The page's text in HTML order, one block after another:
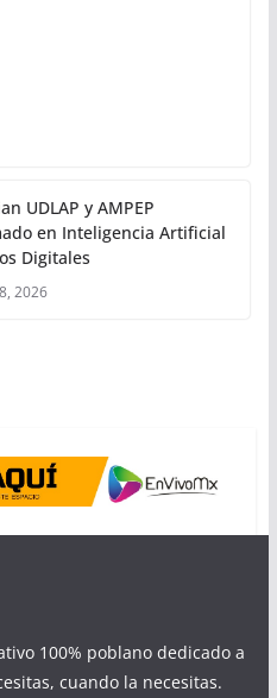
UDLAP y AMPEP
en Inteligencia Artificial
Digitales
2026
100% poblano dedicado a
cuando la necesitas.